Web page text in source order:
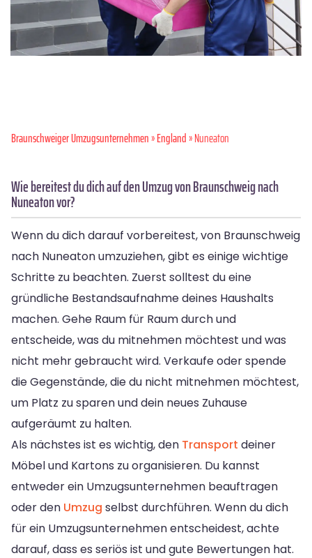
Braunschweiger Umzugsunternehmen»England» Nuneaton
Wie bereitest du dich auf den Umzug von Braunschweig nach
Nuneaton vor?
Wenn du dich darauf vorbereitest, von Braunschweig
nach Nuneaton umzuziehen, gibt es einige wichtige
Schritte zu beachten. Zuerst solltest du eine
gründliche Bestandsaufnahme deines Haushalts
machen. Gehe Raum für Raum durch und
entscheide, was du mitnehmen möchtest und was
nicht mehr gebraucht wird. Verkaufe oder spende
die Gegenstände, die du nicht mitnehmen möchtest,
um Platz zu sparen und dein neues Zuhause
aufgeräumt zu halten.
Als nächstes ist es wichtig, den Transport deiner
Möbel und Kartons zu organisieren. Du kannst
entweder ein Umzugsunternehmen beauftragen
oder den Umzug selbst durchführen. Wenn du dich
für ein Umzugsunternehmen entscheidest, achte
darauf, dass es seriös ist und gute Bewertungen hat.